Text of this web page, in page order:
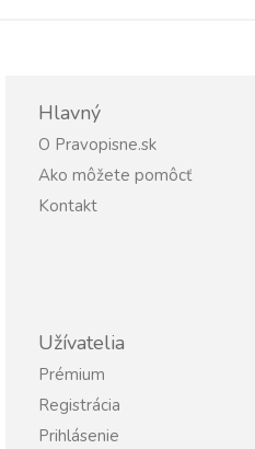
Hlavný
O Pravopisne.sk
Ako môžete pomôcť
Kontakt
Užívatelia
Prémium
Registrácia
Prihlásenie